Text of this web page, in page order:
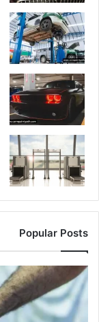
Popular Posts